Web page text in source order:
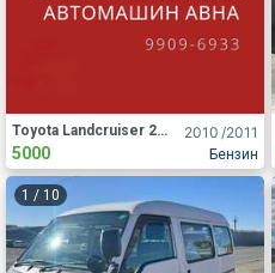
2010 /2011
Бензин
Toyota Landcruiser 200
5000
1 / 10